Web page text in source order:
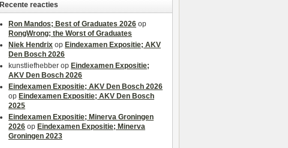
Recente reacties
Ron Mandos; Best of Graduates 2026 op
RongWrong; the Worst of Graduates
Niek Hendrix op Eindexamen Expositie; AKV
Den Bosch 2026
kunstliefhebber op Eindexamen Expositie;
AKV Den Bosch 2026
Eindexamen Expositie; AKV Den Bosch 2026
op Eindexamen Expositie; AKV Den Bosch
2025
Eindexamen Expositie; Minerva Groningen
2026 op Eindexamen Expositie; Minerva
Groningen 2023